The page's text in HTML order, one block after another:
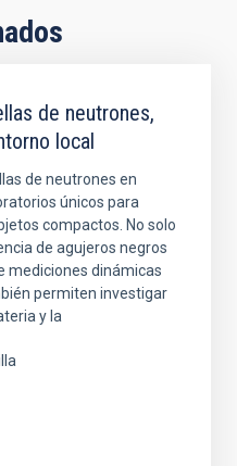
de neutrones,
local
de neutrones en
únicos para
compactos. No solo
de agujeros negros
mediciones dinámicas
permiten investigar
y la